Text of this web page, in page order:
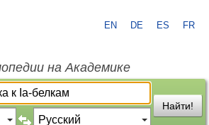
EN DE ES FR
на Академике
Найти!